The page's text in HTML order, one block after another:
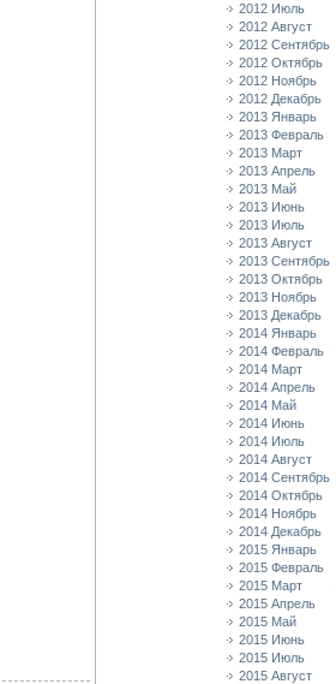
2012 Июль
2012 Август
2012 Сентябрь
2012 Октябрь
2012 Ноябрь
2012 Декабрь
2013 Январь
2013 Февраль
2013 Март
2013 Апрель
2013 Май
2013 Июнь
2013 Июль
2013 Август
2013 Сентябрь
2013 Октябрь
2013 Ноябрь
2013 Декабрь
2014 Январь
2014 Февраль
2014 Март
2014 Апрель
2014 Май
2014 Июнь
2014 Июль
2014 Август
2014 Сентябрь
2014 Октябрь
2014 Ноябрь
2014 Декабрь
2015 Январь
2015 Февраль
2015 Март
2015 Апрель
2015 Май
2015 Июнь
2015 Июль
2015 Август